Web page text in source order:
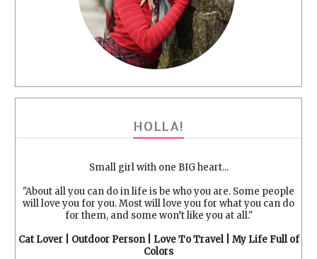
HOLLA!
Small girl with one BIG heart...
"About all you can do in life is be who you are. Some people
will love you for you. Most will love you for what you can do
for them, and some won’t like you at all."
Cat Lover | Outdoor Person | Love To Travel | My Life Full of
Colors